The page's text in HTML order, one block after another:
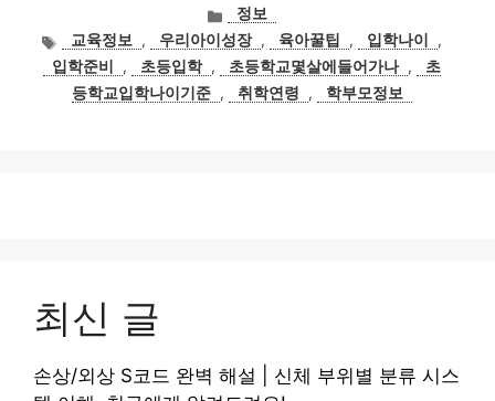
카
테
고
리
정보
태
그
교육정보 , 우리아이성장 , 육아꿀팁 , 입학나이
,
입학준비
, 초등입학 , 초등학교몇살에들어가나 ,
초
등학교입학나이기준 , 취학연령 , 학부모정보
최신 글
손상/외상 S코드 완벽 해설 | 신체 부위별 분류 시스